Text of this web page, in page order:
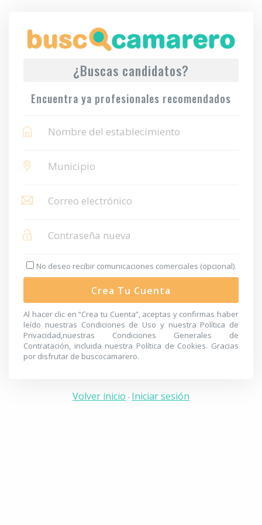
¿Buscas candidatos?
Encuentra ya profesionales recomendados
No deseo recibir comunicaciones comerciales (opcional).
Crea Tu Cuenta
Al hacer clic en “Crea tu Cuenta”, aceptas y confirmas haber
leído nuestras Condiciones de Uso y nuestra Política de
Privacidad,nuestras Condiciones Generales de
Contratación, incluida nuestra Política de Cookies. Gracias
por disfrutar de buscocamarero.
Volver inicio - Iniciar sesión